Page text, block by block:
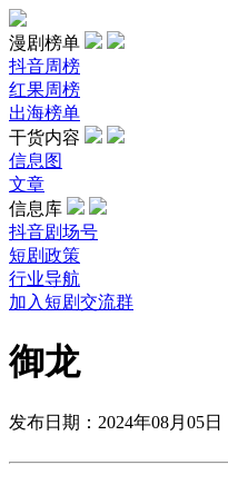
漫剧榜单
抖音周榜
红果周榜
出海榜单
干货内容
信息图
文章
信息库
抖音剧场号
短剧政策
行业导航
加入短剧交流群
御龙
发布日期：2024年08月05日